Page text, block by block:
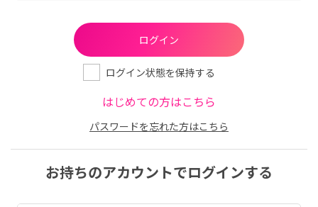
ログイン状態を保持する
はじめての方はこちら
パスワードを忘れた方はこちら
お持ちのアカウントでログインする